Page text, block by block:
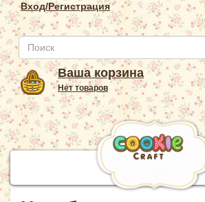
Вход/Регистрация
Ваша корзина
Нет товаров